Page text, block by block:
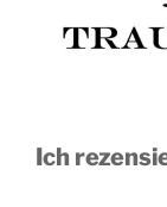
Ich